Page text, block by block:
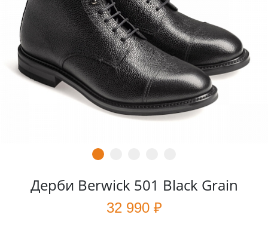
Дерби Berwick 501 Black Grain
32 990 ₽